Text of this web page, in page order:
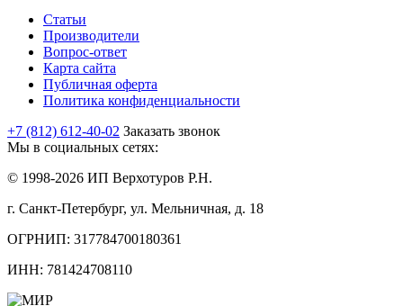
Статьи
Производители
Вопрос-ответ
Карта сайта
Публичная оферта
Политика конфиденциальности
+7 (812) 612-40-02 Заказать звонок
Мы в социальных сетях:
© 1998-2026 ИП Верхотуров Р.Н.
г. Санкт-Петербург, ул. Мельничная, д. 18
ОГРНИП: 317784700180361
ИНН: 781424708110